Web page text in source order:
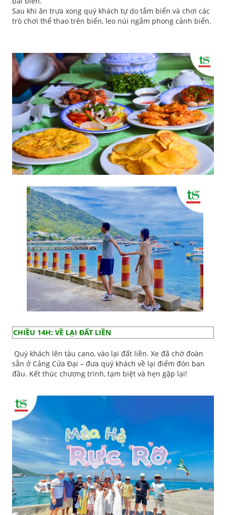
Sau khi ăn trưa xong quý khách tự do tắm biển và chơi các
trò chơi thể thao trên biển, leo núi ngắm phong cảnh biển.
CHIỀU 14H: VỀ LẠI ĐẤT LIỀN
Quý khách lên tàu cano, vào lại đất liền. Xe đã chờ đoàn
sẵn ở Cảng Cửa Đại – đưa quý khách về lại điểm đón ban
đầu. Kết thúc chương trình, tạm biệt và hẹn gặp lại!